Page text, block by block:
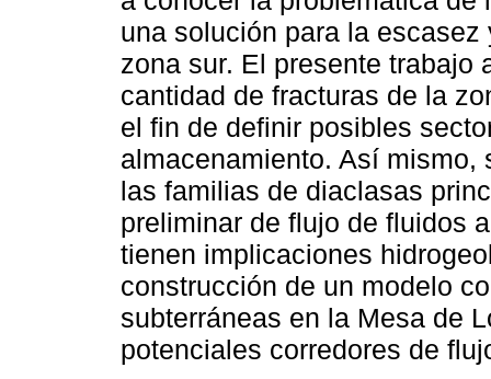
una solución para la
zona sur. El presente trabajo
cantidad de fracturas de la
el fin de definir posibles
almacenamiento. Así
las familias de diaclasas
preliminar de flujo de fluidos
tienen implicaciones
construcción de un modelo
subterráneas en la Mesa de
potenciales corredores de